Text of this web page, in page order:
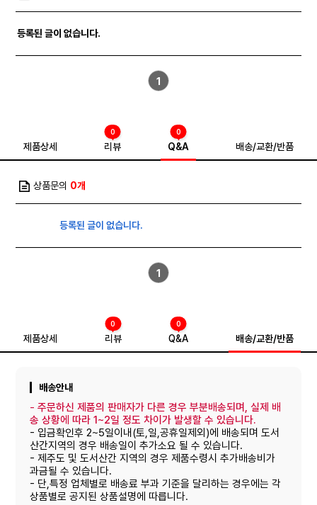
등록된 글이 없습니다.
1
제품상세 리뷰
0
Q&A
0
배송/교환/반품
상품문의 0개
등록된 글이 없습니다.
1
제품상세 리뷰
0
Q&A
0
배송/교환/반품
배송안내
-주문하신 제품의 판매자가 다른 경우 부분배송되며, 실제 배
송 상황에 따라 1~2일 정도 차이가 발생할 수 있습니다.
- 입금확인후 2~5일이내(토,일,공휴일제외)에 배송되며 도서
산간지역의 경우 배송일이 추가소요 될 수 있습니다.
- 제주도 및 도서산간 지역의 경우 제품수령시 추가배송비가
과금될 수 있습니다.
- 단,특정 업체별로 배송료 부과 기준을 달리하는 경우에는 각
상품별로 공지된 상품설명에 따릅니다.